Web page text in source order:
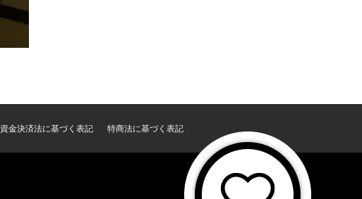
資金決済法に基づく表記 特商法に基づく表記